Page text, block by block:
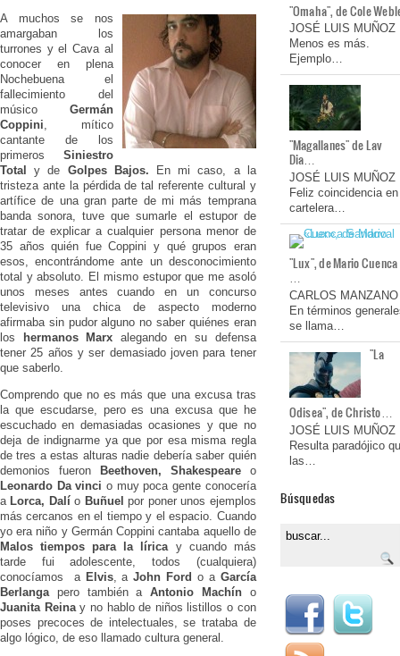
A muchos se nos
amargaban los
turrones y el Cava al
conocer en plena
Nochebuena el
fallecimiento del
músico Germán
Coppini , mítico
cantante de los
primeros Siniestro
Total y de Golpes Bajos. En mi caso, a la
tristeza ante la pérdida de tal referente cultural y
artífice de una gran parte de mi más temprana
banda sonora, tuve que sumarle el estupor de
tratar de explicar a cualquier persona menor de
35 años quién fue Coppini y qué grupos eran
esos, encontrándome ante un desconocimiento
total y absoluto. El mismo estupor que me asoló
unos meses antes cuando en un concurso
televisivo una chica de aspecto moderno
afirmaba sin pudor alguno no saber quiénes eran
los hermanos Marx alegando en su defensa
tener 25 años y ser demasiado joven para tener
que saberlo.
Comprendo que no es más que una excusa tras
la que escudarse, pero es una excusa que he
escuchado en demasiadas ocasiones y que no
deja de indignarme ya que por esa misma regla
de tres a estas alturas nadie debería saber quién
demonios fueron Beethoven, Shakespeareo
Leonardo Da vincio muy poca gente conocería
aLorca, Dalío Buñuelpor poner unos ejemplos
más cercanos en el tiempo y el espacio. Cuando
yo era niño y Germán Coppini cantaba aquello de
Malos tiempos para la lírica y cuando más
tarde fui adolescente, todos (cualquiera)
conocíamos a Elvis, aJohn Ford o a García
Berlanga pero también aAntonio Machíno
Juanita Reinay no hablo de niños listillos o con
poses precoces de intelectuales, se trataba de
algo lógico, de eso llamado cultura general.
"Omaha", de Cole
JOSÉ LUIS MUÑOZ
Menos es más.
Ejemplo…
"Magallanes" de Lav
Dia…
JOSÉ LUIS MUÑOZ
Feliz coincidencia en
cartelera…
"Lux", de Mario Cuenca
…
CARLOS MANZANO
En términos
se llama…
"La
Odisea", de Christo…
JOSÉ LUIS MUÑOZ
Resulta paradójico
las…
Búsquedas